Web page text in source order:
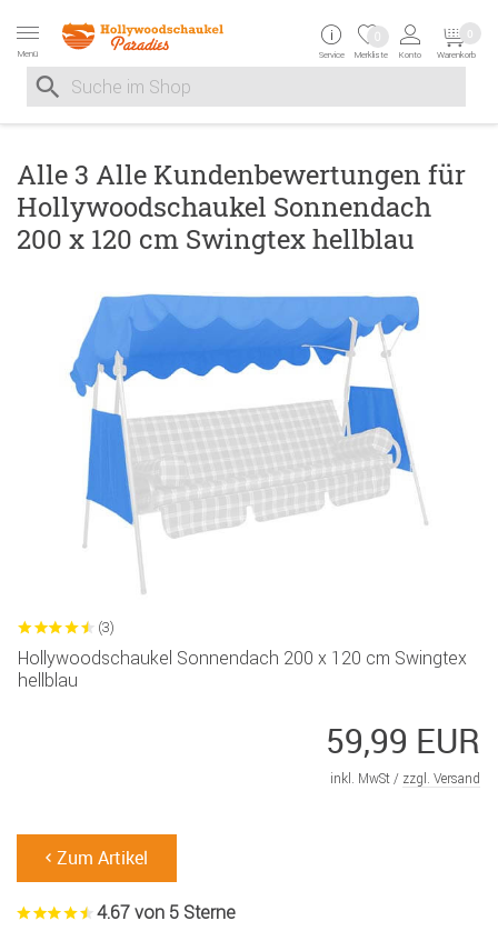
Menü
Suche nach
Suche im Shop, nach der Eingabe von 3 Buchstaben
Service Merkliste
0
Konto Warenkorb
0
Alle 3 Alle Kundenbewertungen für
Hollywoodschaukel Sonnendach
200 x 120 cm Swingtex hellblau
(3)
Hollywoodschaukel Sonnendach 200 x 120 cm Swingtex
hellblau
59,99 EUR
inkl. MwSt / zzgl. Versand
Zum Artikel
4.67 von 5 Sterne